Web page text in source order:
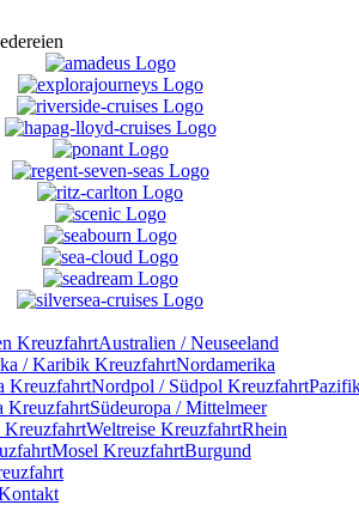
KreuzfahrtAustralien / Neuseeland
/ Karibik KreuzfahrtNordamerika
KreuzfahrtNordpol / Südpol Kreuzfahrt
KreuzfahrtSüdeuropa / Mittelmeer
KreuzfahrtWeltreise KreuzfahrtRhein
Mosel KreuzfahrtBurgund